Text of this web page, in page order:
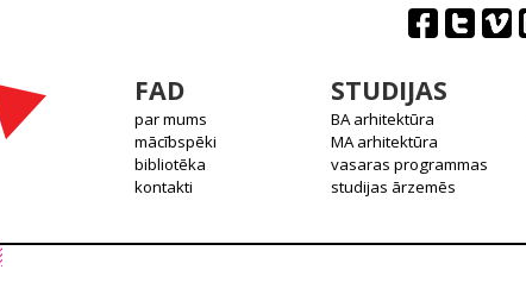
FAD
par mums
mācībspēki
bibliotēka
kontakti
STUDIJAS
BA arhitektūra
MA arhitektūra
vasaras programmas
studijas ārzemēs